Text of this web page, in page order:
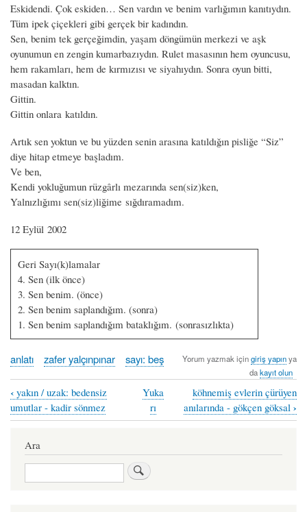
Eskidendi. Çok eskiden… Sen vardın ve benim varlığımın kanıtıydın.
Tüm ipek çiçekleri gibi gerçek bir kadındın.
Sen, benim tek gerçeğimdin, yaşam döngümün merkezi ve aşk
oyunumun en zengin kumarbazıydın. Rulet masasının hem oyuncusu,
hem rakamları, hem de kırmızısı ve siyahıydın. Sonra oyun bitti,
masadan kalktın.
Gittin.
Gittin onlara katıldın.
Artık sen yoktun ve bu yüzden senin arasına katıldığın pisliğe “Siz”
diye hitap etmeye başladım.
Ve ben,
Kendi yokluğumun rüzgârlı mezarında sen(siz)ken,
Yalnızlığımı sen(siz)liğime sığdıramadım.
12 Eylül 2002
Geri Sayı(k)lamalar
4. Sen (ilk önce)
3. Sen benim. (önce)
2. Sen benim saplandığım. (sonra)
1. Sen benim saplandığım bataklığım. (sonrasızlıkta)
anlatı zafer yalçınpınar sayı: beş Yorum yazmak içingiriş yapınya
dakayıt olun
Book
traversal
links
for
siz
‹ yakın / uzak: bedensiz
umutlar - kadir sönmez
Yuka
rı
köhnemiş evlerin çürüyen
anılarında - gökçen göksal ›
Ara
Ara